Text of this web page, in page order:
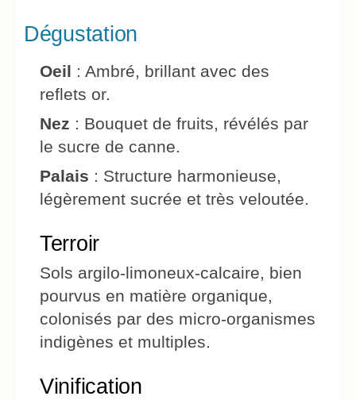
Dégustation
Oeil : Ambré, brillant avec des
reflets or.
Nez : Bouquet de fruits, révélés par
le sucre de canne.
Palais : Structure harmonieuse,
légèrement sucrée et très veloutée.
Terroir
Sols argilo-limoneux-calcaire, bien
pourvus en matière organique,
colonisés par des micro-organismes
indigènes et multiples.
Vinification